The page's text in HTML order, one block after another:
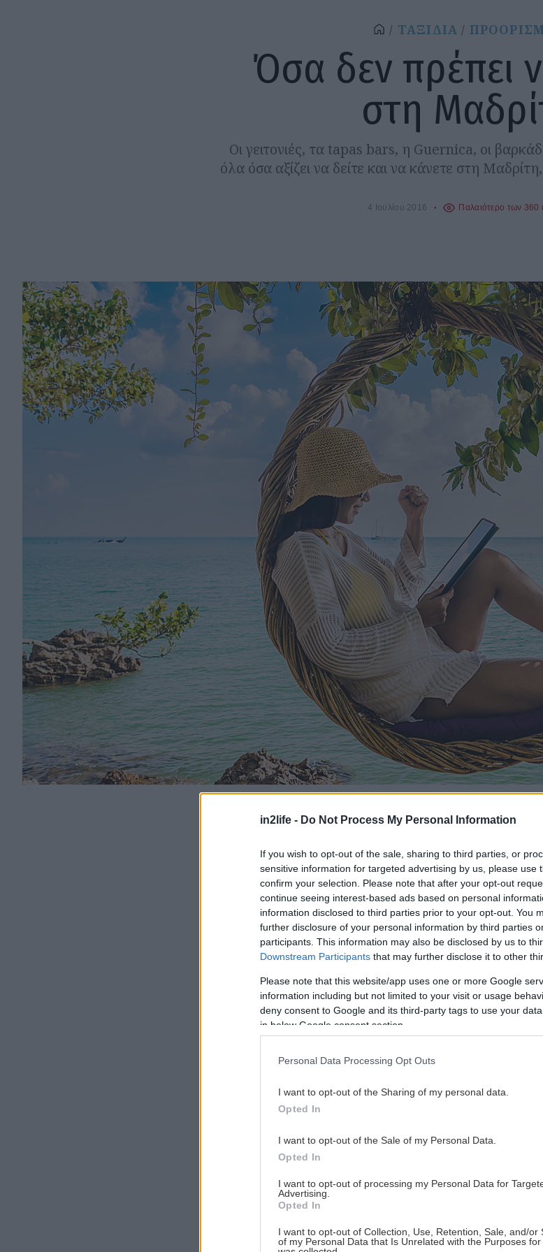
in2life - Do Not Process My Personal Information
If you wish to opt-out of the sale, sharing to third parties, or
sensitive information for targeted advertising by us, please use
confirm your selection. Please note that after your opt-out
continue seeing interest-based ads based on personal
information disclosed to third parties prior to your opt-out. You
further disclosure of your personal information by third parties
participants. This information may also be disclosed by us to
Downstream Participants that may further disclose it to other
Please note that this website/app uses one or more Google
information including but not limited to your visit or usage
deny consent to Google and its third-party tags to use your
in below Google consent section.
Personal Data Processing Opt Outs
I want to opt-out of the Sharing of my personal data.
Opted In
I want to opt-out of the Sale of my Personal Data.
Opted In
I want to opt-out of processing my Personal Data for
Advertising.
Opted In
I want to opt-out of Collection, Use, Retention, Sale, and/or
of my Personal Data that Is Unrelated with the Purposes
ΤΑΞΙΔΙΑ
Όσα δεν πρέπει
στη
Οι γειτονιές, τα tapas bars, η Guernica, οι
όλα όσα αξίζει να δείτε και να κάνετε στη
4 Ιουλίου 2016 Παλαιότερο των 360